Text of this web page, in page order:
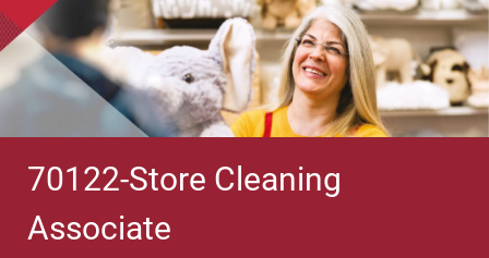
70122-Store Cleaning
Associate